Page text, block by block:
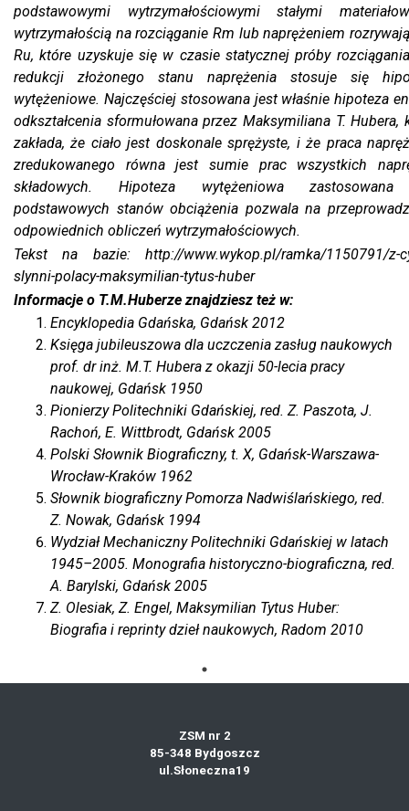
podstawowymi wytrzymałościowymi stałymi
wytrzymałością na rozciąganie Rm lub naprężeniem
Ru, które uzyskuje się w czasie statycznej próby
redukcji złożonego stanu naprężenia stosuje się
wytężeniowe. Najczęściej stosowana jest właśnie hipoteza
odkształcenia sformułowana przez Maksymiliana T. Hubera,
zakłada, że ciało jest doskonale sprężyste, i że praca
zredukowanego równa jest sumie prac wszystkich
składowych. Hipoteza wytężeniowa
podstawowych stanów obciążenia pozwala na
odpowiednich obliczeń wytrzymałościowych.
Tekst na bazie: http://www.wykop.pl/ramka/1150791/z-
slynni-polacy-maksymilian-tytus-huber
Informacje o T.M.Huberze znajdziesz też w:
Encyklopedia Gdańska, Gdańsk 2012
Księga jubileuszowa dla uczczenia zasług naukowych
prof. dr inż. M.T. Hubera z okazji 50-lecia pracy
naukowej, Gdańsk 1950
Pionierzy Politechniki Gdańskiej, red. Z. Paszota, J.
Rachoń, E. Wittbrodt, Gdańsk 2005
Polski Słownik Biograficzny, t. X, Gdańsk-Warszawa-
Wrocław-Kraków 1962
Słownik biograficzny Pomorza Nadwiślańskiego, red.
Z. Nowak, Gdańsk 1994
Wydział Mechaniczny Politechniki Gdańskiej w latach
1945–2005. Monografia historyczno-biograficzna, red.
A. Barylski, Gdańsk 2005
Z. Olesiak, Z. Engel, Maksymilian Tytus Huber:
Biografia i reprinty dzieł naukowych, Radom 2010
ZSM nr 2
85-348 Bydgoszcz
ul.Słoneczna19